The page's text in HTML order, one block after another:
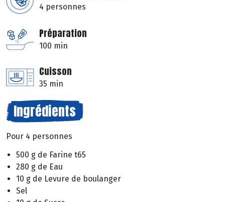
4 personnes
Préparation
100 min
Cuisson
35 min
Ingrédients
Pour 4 personnes
500 g de Farine t65
280 g de Eau
10 g de Levure de boulanger
Sel